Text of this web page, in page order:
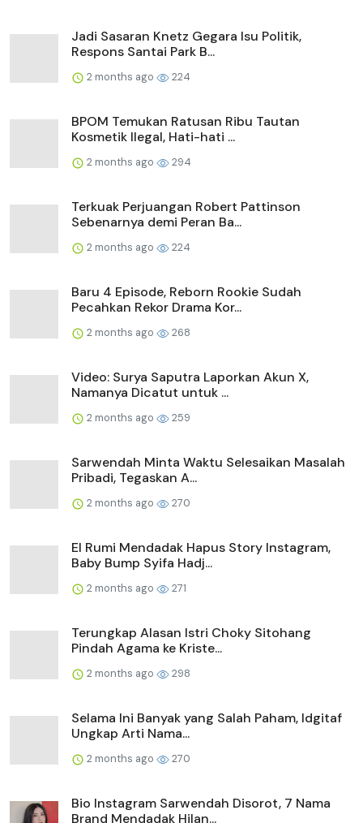
Jadi Sasaran Knetz Gegara Isu Politik,
Respons Santai Park B...
2 months ago 224
BPOM Temukan Ratusan Ribu Tautan
Kosmetik Ilegal, Hati-hati ...
2 months ago 294
Terkuak Perjuangan Robert Pattinson
Sebenarnya demi Peran Ba...
2 months ago 224
Baru 4 Episode, Reborn Rookie Sudah
Pecahkan Rekor Drama Kor...
2 months ago 268
Video: Surya Saputra Laporkan Akun X,
Namanya Dicatut untuk ...
2 months ago 259
Sarwendah Minta Waktu Selesaikan Masalah
Pribadi, Tegaskan A...
2 months ago 270
El Rumi Mendadak Hapus Story Instagram,
Baby Bump Syifa Hadj...
2 months ago 271
Terungkap Alasan Istri Choky Sitohang
Pindah Agama ke Kriste...
2 months ago 298
Selama Ini Banyak yang Salah Paham, Idgitaf
Ungkap Arti Nama...
2 months ago 270
Bio Instagram Sarwendah Disorot, 7 Nama
Brand Mendadak Hilan...